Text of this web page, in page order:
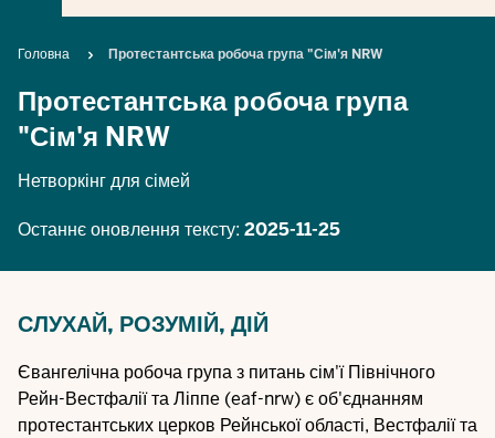
Breadcrumb
Головна Протестантська робоча група "Сім'я NRW
Протестантська робоча група
"Сім'я NRW
Нетворкінг для сімей
Останнє оновлення тексту: 2025-11-25
СЛУХАЙ, РОЗУМІЙ, ДІЙ
Євангелічна робоча група з питань сім'ї Північного
Рейн-Вестфалії та Ліппе (eaf-nrw)є об'єднанням
протестантських церков Рейнської області, Вестфалії та